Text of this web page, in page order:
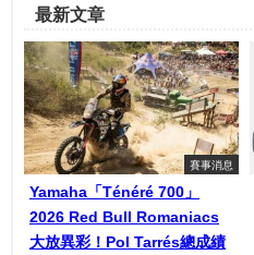
最新文章
賽事消息
Yamaha「Ténéré 700」
2026 Red Bull Romaniacs
大放異彩！Pol Tarrés總成績